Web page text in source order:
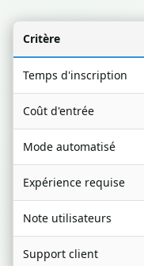
Critère
Temps d'inscription
Coût d'entrée
Mode automatisé
Expérience requise
Note utilisateurs
Support client